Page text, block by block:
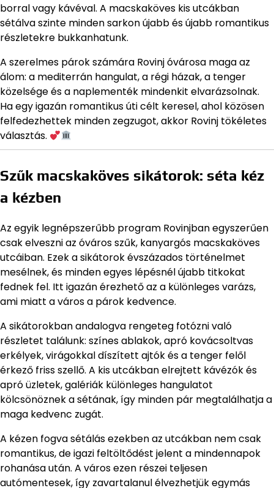
borral vagy kávéval. A macskaköves kis utcákban
sétálva szinte minden sarkon újabb és újabb romantikus
részletekre bukkanhatunk.
A szerelmes párok számára Rovinj óvárosa maga az
álom: a mediterrán hangulat, a régi házak, a tenger
közelsége és a naplementék mindenkit elvarázsolnak.
Ha egy igazán romantikus úti célt keresel, ahol közösen
felfedezhettek minden zegzugot, akkor Rovinj tökéletes
választás.
Szűk macskaköves sikátorok: séta kéz
a kézben
Az egyik legnépszerűbb program Rovinjban egyszerűen
csak elveszni az óváros szűk, kanyargós macskaköves
utcáiban. Ezek a sikátorok évszázados történelmet
mesélnek, és minden egyes lépésnél újabb titkokat
fednek fel. Itt igazán érezhető az a különleges varázs,
ami miatt a város a párok kedvence.
A sikátorokban andalogva rengeteg fotózni való
részletet találunk: színes ablakok, apró kovácsoltvas
erkélyek, virágokkal díszített ajtók és a tenger felől
érkező friss szellő. A kis utcákban elrejtett kávézók és
apró üzletek, galériák különleges hangulatot
kölcsönöznek a sétának, így minden pár megtalálhatja a
maga kedvenc zugát.
A kézen fogva sétálás ezekben az utcákban nem csak
romantikus, de igazi feltöltődést jelent a mindennapok
rohanása után. A város ezen részei teljesen
autómentesek, így zavartalanul élvezhetjük egymás